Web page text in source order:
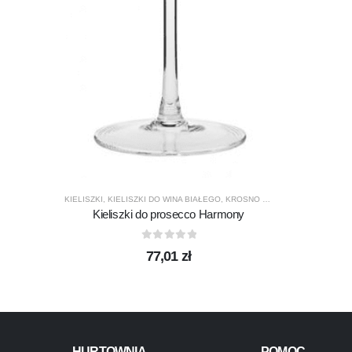
KIELISZKI , KIELISZKI DO WINA BIAŁEGO, KROSNO GLASS
Kieliszki do prosecco Harmony
77,01 zł